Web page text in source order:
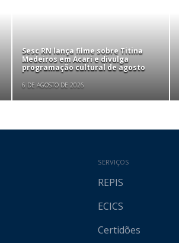
Sesc RN lança filme sobre Titina
Medeiros em Acari e divulga
programação cultural de agosto
6 DE AGOSTO DE 2026
SERVIÇOS
REPIS
ECICS
Certidões